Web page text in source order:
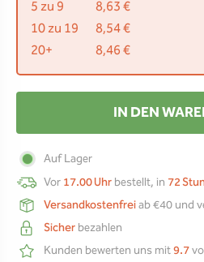
5 zu 9
8,63 €
10 zu 19
8,54 €
20+
8,46 €
IN DEN
Auf Lager
Vor17.00 Uhrbestellt, in 72
Versandkostenfreiab €40 und
Sicherbezahlen
Kunden bewerten uns mit9.7